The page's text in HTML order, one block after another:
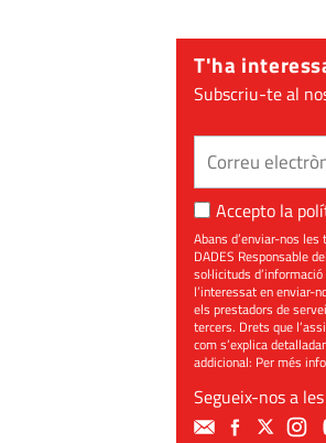
T'ha
Subscriu-te al
Accepto la
Abans d’enviar-nos les
DADES Responsable
sol·licituds
l’interessat en enviar-
els prestadors de
tercers. Drets que
com s’explica
addicional: Per més
Segueix-nos a